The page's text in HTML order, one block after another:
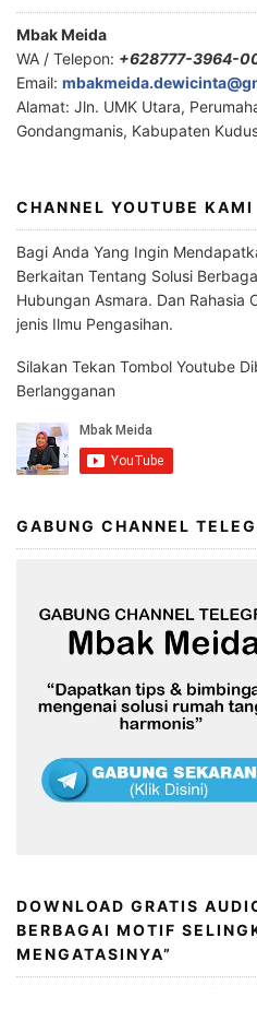
Mbak Meida
WA / Telepon: +628777-3964-
Email:
Alamat: Jln. UMK Utara,
Gondangmanis, Kabupaten
CHANNEL YOUTUBE KAMI
Bagi Anda Yang Ingin
Berkaitan Tentang Solusi
Hubungan Asmara. Dan Rahasia
jenis Ilmu Pengasihan.
Silakan Tekan Tombol Youtube
Berlangganan
GABUNG CHANNEL
DOWNLOAD GRATIS
BERBAGAI MOTIF
MENGATASINYA”